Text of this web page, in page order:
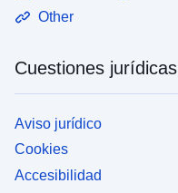
Other
Cuestiones jurídicas
Aviso jurídico
Cookies
Accesibilidad